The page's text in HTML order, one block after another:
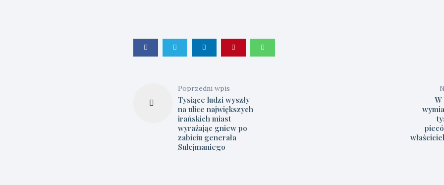
Poprzedni wpis
Tysiące ludzi wyszły
na ulice największych
irańskich miast
wyrażając gniew po
zabiciu generała
Sulejmaniego
W